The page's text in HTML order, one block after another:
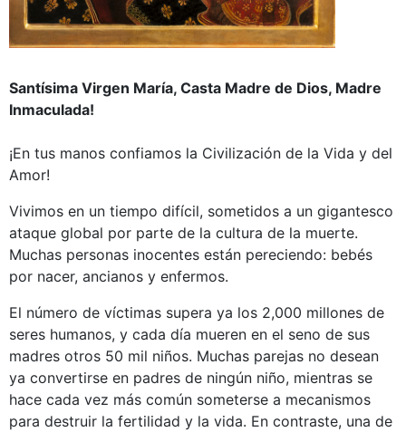
Santísima Virgen María, Casta Madre de Dios, Madre
Inmaculada!
¡En tus manos confiamos la Civilización de la Vida y del
Amor!
Vivimos en un tiempo difícil, sometidos a un gigantesco
ataque global por parte de la cultura de la muerte.
Muchas personas inocentes están pereciendo: bebés
por nacer, ancianos y enfermos.
El número de víctimas supera ya los 2,000 millones de
seres humanos, y cada día mueren en el seno de sus
madres otros 50 mil niños. Muchas parejas no desean
ya convertirse en padres de ningún niño, mientras se
hace cada vez más común someterse a mecanismos
para destruir la fertilidad y la vida. En contraste, una de